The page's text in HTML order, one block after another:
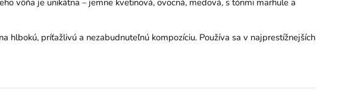
hlbokú, príťažlivú a nezabudnuteľnú kompozíciu. Používa sa v najprestížnejších